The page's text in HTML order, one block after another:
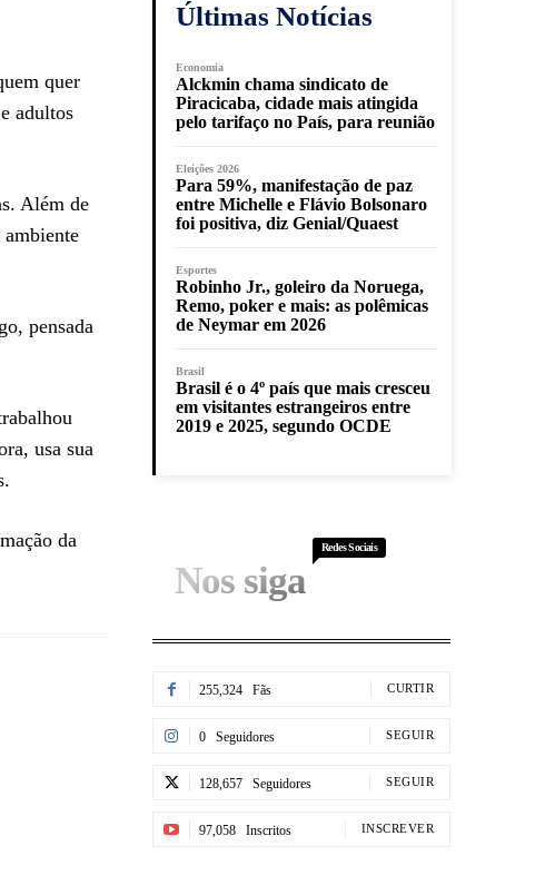
quer
adultos
Além de
pensada
usa sua
da
Últimas Notícias
Economia
Alckmin chama sindicato de
Piracicaba, cidade mais atingida
pelo tarifaço no País, para reunião
Eleições 2026
Para 59%, manifestação de paz
entre Michelle e Flávio Bolsonaro
foi positiva, diz Genial/Quaest
Esportes
Robinho Jr., goleiro da Noruega,
Remo, poker e mais: as polêmicas
de Neymar em 2026
Brasil
Brasil é o 4º país que mais cresceu
em visitantes estrangeiros entre
2019 e 2025, segundo OCDE
Nos siga
Redes Sociais
255,324 Fãs CURTIR
0 Seguidores SEGUIR
128,657 Seguidores SEGUIR
97,058 Inscritos INSCREVER